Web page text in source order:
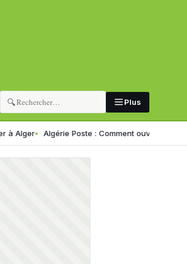
🔍 Plus
Algérie Poste : Comment ouvrir un compte CCP